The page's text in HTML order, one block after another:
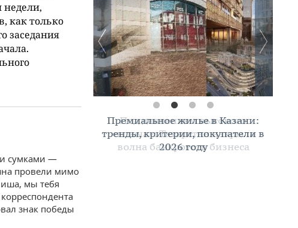
недели,
как только
заседания
сумками —
провели мимо
мы тебя
знак победы
Премиальное жилье в Казани:
тренды, критерии, покупатели в
2026 году